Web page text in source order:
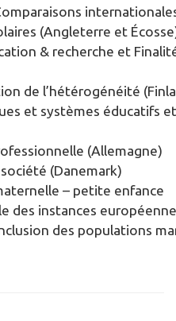
(Angleterre et
& recherche et
de l’hétérogénéité
et systèmes éducatifs
(Allemagne)
(Danemark)
– petite enfance
des instances
des populations